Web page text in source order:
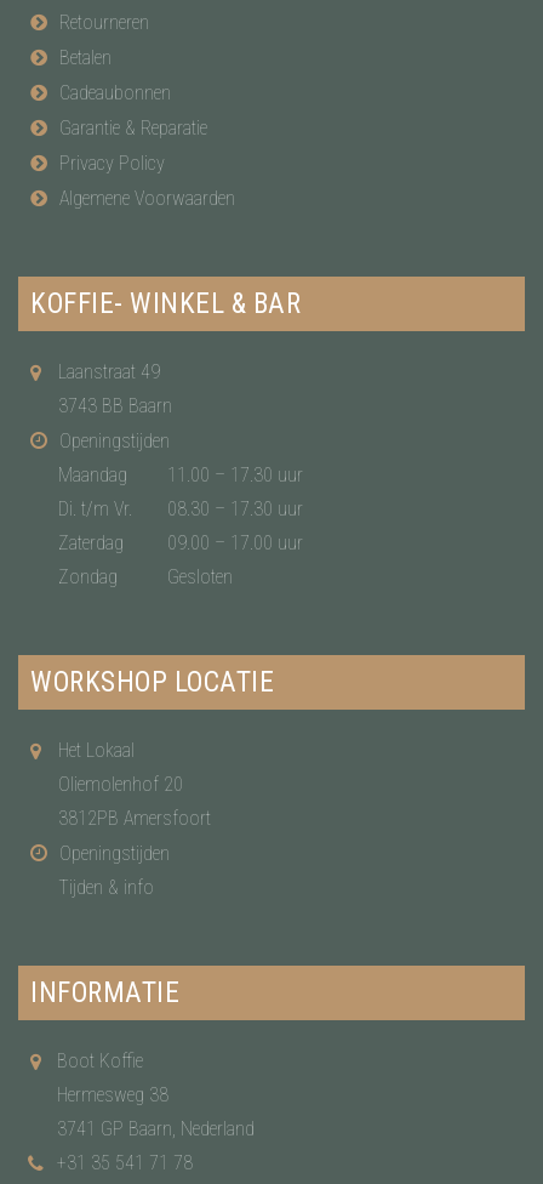
Retourneren
Betalen
Cadeaubonnen
Garantie & Reparatie
Privacy Policy
Algemene Voorwaarden
KOFFIE- WINKEL & BAR
Laanstraat 49
3743 BB Baarn
Openingstijden
Maandag
11.00 – 17.30 uur
Di. t/m Vr.
08.30 – 17.30 uur
Zaterdag
09.00 – 17.00 uur
Zondag
Gesloten
WORKSHOP LOCATIE
Het Lokaal
Oliemolenhof 20
3812PB Amersfoort
Openingstijden
Tijden & info
INFORMATIE
Boot Koffie
Hermesweg 38
3741 GP Baarn, Nederland
+31 35 541 71 78